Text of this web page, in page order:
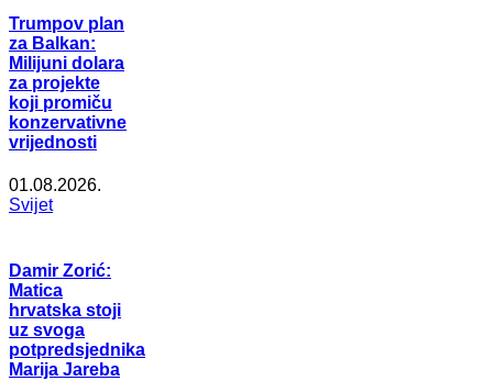
Trumpov plan
za Balkan:
Milijuni dolara
za projekte
koji promiču
konzervativne
vrijednosti
01.08.2026.
Svijet
Damir Zorić:
Matica
hrvatska stoji
uz svoga
potpredsjednika
Marija Jareba